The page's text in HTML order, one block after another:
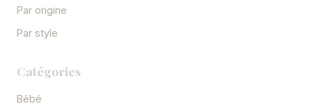
Par origine
Par style
Catégories
Bébé